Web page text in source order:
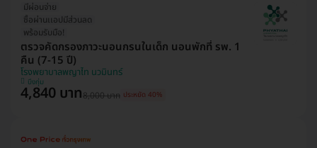
มีผ่อนจ่าย
ซื้อผ่านเเอปมีส่วนลด
พร้อมรับมือ!
ตรวจคัดกรองภาวะนอนกรนในเด็ก นอนพักที่ รพ. 1
คืน (7-15 ปี)
โรงพยาบาลพญาไท นวมินทร์
บึงกุ่ม
4,840 บาท8,000 บาท ประหยัด 40%